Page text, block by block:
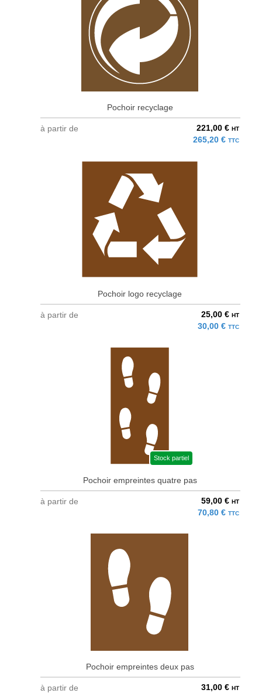
Pochoir recyclage
à partir de 221,00 € HT
265,20 € TTC
Pochoir logo recyclage
à partir de 25,00 € HT
30,00 € TTC
Stock partiel
Pochoir empreintes quatre pas
à partir de 59,00 € HT
70,80 € TTC
Pochoir empreintes deux pas
à partir de 31,00 € HT